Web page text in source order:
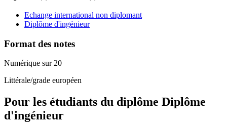
Echange international non diplomant
Diplôme d'ingénieur
Format des notes
Numérique sur 20
Littérale/grade européen
Pour les étudiants du diplôme Diplôme
d'ingénieur